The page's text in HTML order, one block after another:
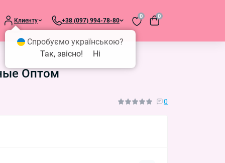
Клиенту +38 (097) 994-78-80
0 0
Оптом
0
Спробуємо українською?
Так, звісно!
Ні